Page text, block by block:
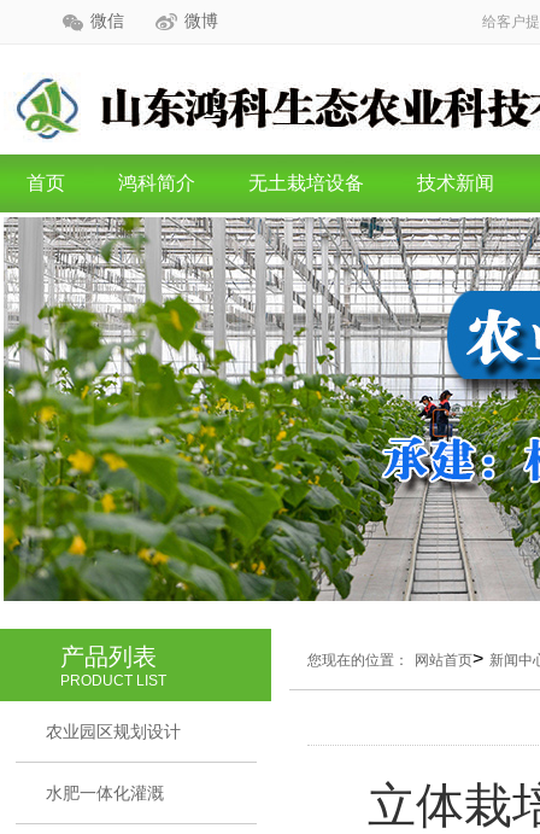
微信 微博 给客户
首页 鸿科简介 无土栽培设备 技术新闻
产品列表
PRODUCT LIST
农业园区规划设计
水肥一体化灌溉
您现在的位置： 网站首页> 新闻中
立体栽